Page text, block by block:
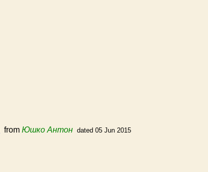
from Юшко Антон dated 05 Jun 2015